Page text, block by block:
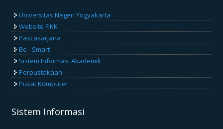
Universitas Negeri Yogyakarta
Website FIKK
Pascasarjana
Be - Smart
Sistem Informasi Akademik
Perpustakaan
Pusat Komputer
Sistem Informasi